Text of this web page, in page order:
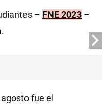
– FNE 2023 –
fue el